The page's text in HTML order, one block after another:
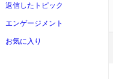
返信したトピック
エンゲージメント
お気に入り